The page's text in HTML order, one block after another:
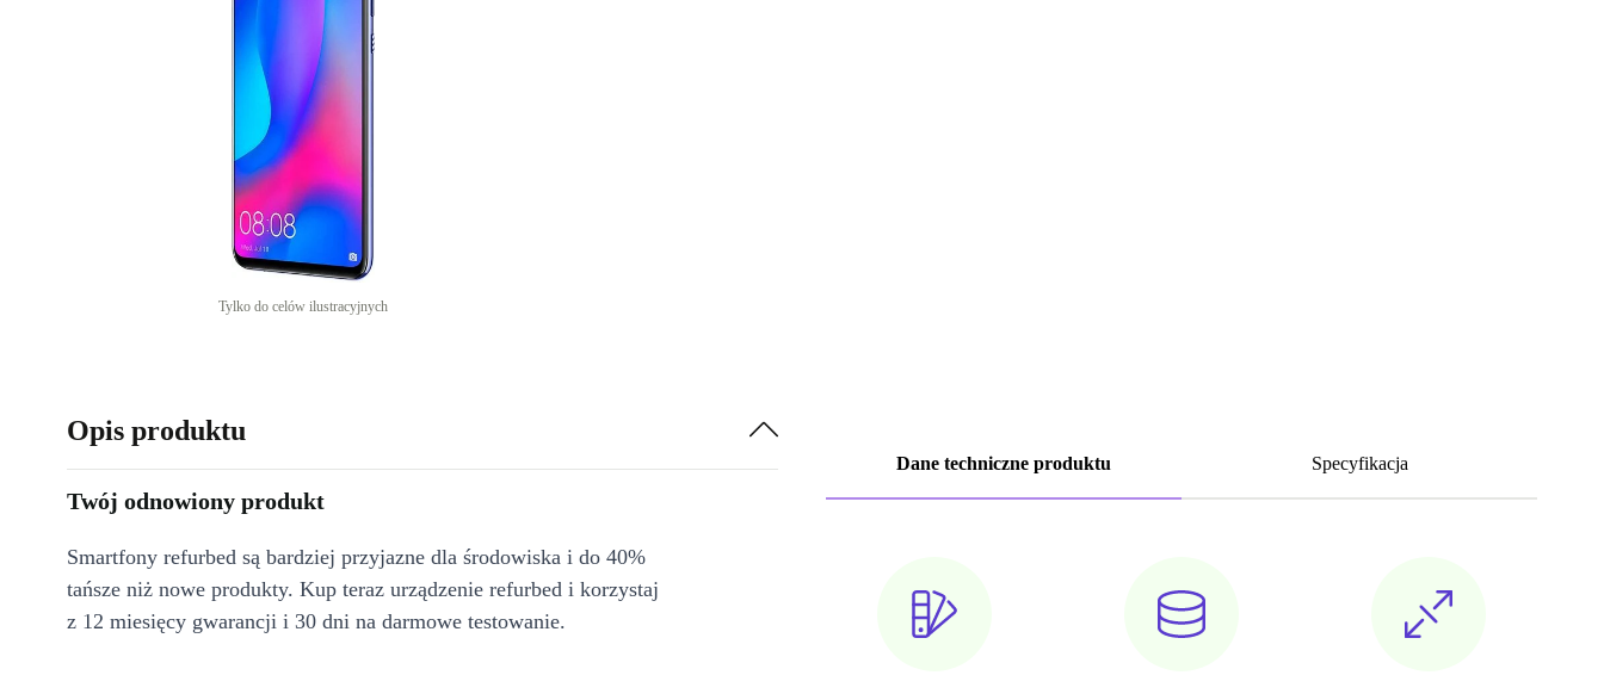
Tylko do celów ilustracyjnych
Dane techniczne produktu Specyfikacja
Opis produktu
Twój odnowiony produkt
Smartfony refurbed są bardziej przyjazne dla środowiska i do 40%
tańsze niż nowe produkty. Kup teraz urządzenie refurbed i korzystaj
z 12 miesięcy gwarancji i 30 dni na darmowe testowanie.